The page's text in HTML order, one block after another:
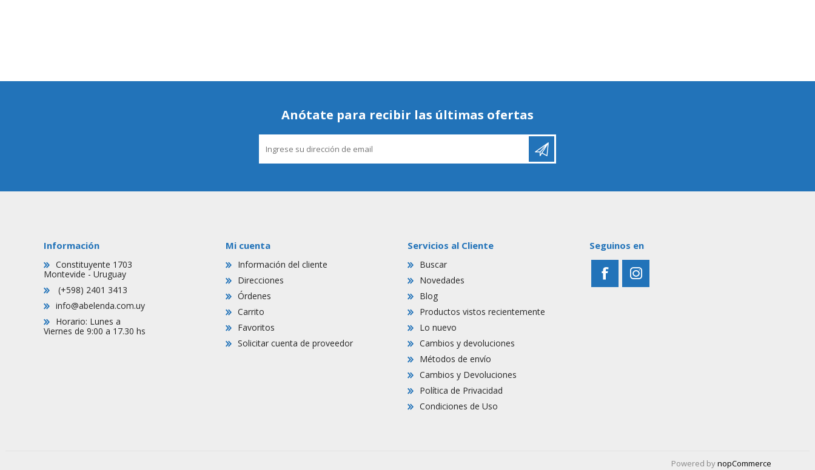
Anótate para recibir las últimas ofertas
Información
Constituyente 1703
Montevide - Uruguay
(+598) 2401 3413
info@abelenda.com.uy
Horario: Lunes a
Viernes de 9:00 a 17.30 hs
Mi cuenta
Información del cliente
Direcciones
Órdenes
Carrito
Favoritos
Solicitar cuenta de proveedor
Servicios al Cliente
Buscar
Novedades
Blog
Productos vistos recientemente
Lo nuevo
Cambios y devoluciones
Métodos de envío
Cambios y Devoluciones
Política de Privacidad
Condiciones de Uso
Seguinos en
Powered bynopCommerce